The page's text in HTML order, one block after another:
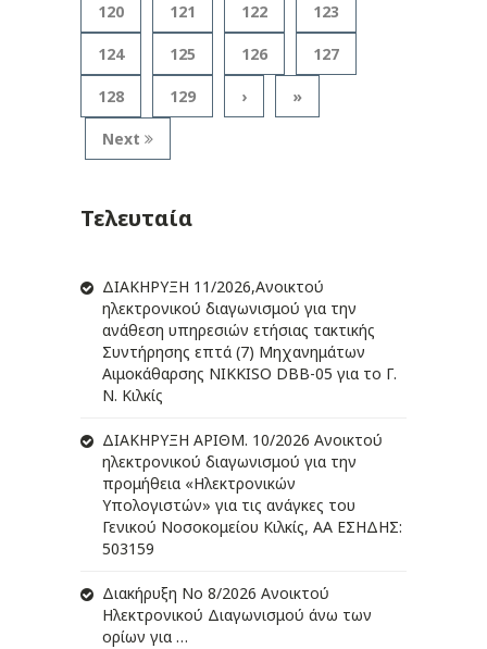
120 121 122 123
124 125 126 127
128 129 › »
Next
Τελευταία
ΔIΑΚΗΡΥΞΗ 11/2026,Ανοικτού
ηλεκτρονικού διαγωνισμού για την
ανάθεση υπηρεσιών ετήσιας τακτικής
Συντήρησης επτά (7) Μηχανημάτων
Αιμοκάθαρσης NIKKISO DBB-05 για το Γ.
Ν. Κιλκίς
ΔIΑΚΗΡΥΞΗ ΑΡIΘΜ. 10/2026 Ανοικτού
ηλεκτρονικού διαγωνισμού για την
προμήθεια «Ηλεκτρονικών
Υπολογιστών» για τις ανάγκες του
Γενικού Νοσοκομείου Κιλκίς, ΑΑ ΕΣΗΔΗΣ:
503159
Διακήρυξη Νο 8/2026 Ανοικτού
Ηλεκτρονικού Διαγωνισμού άνω των
ορίων για …